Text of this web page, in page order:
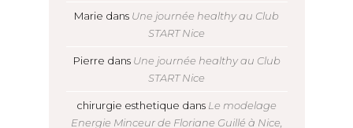
Marie dans Une journée healthy au Club
START Nice
Pierre dans Une journée healthy au Club
START Nice
chirurgie esthetique dans Le modelage
Energie Minceur de Floriane Guillé à Nice,